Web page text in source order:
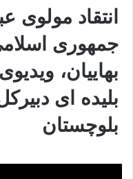
انتقاد مولوی
جمهوری
بهاییان،
بلیده ای
بلوچستان